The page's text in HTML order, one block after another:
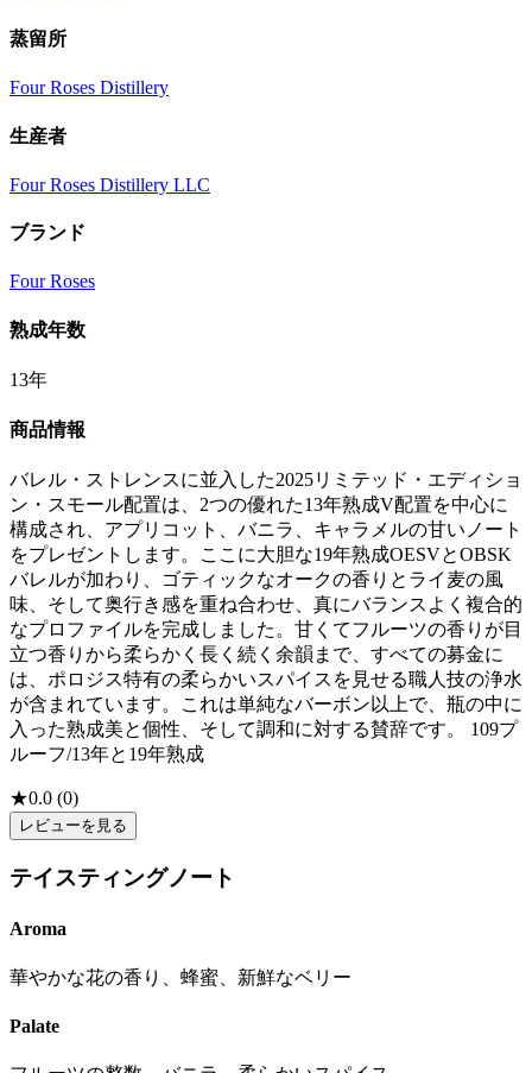
蒸留所
Four Roses Distillery
生産者
Four Roses Distillery LLC
ブランド
Four Roses
熟成年数
13年
商品情報
バレル・ストレンスに並入した2025リミテッド・エディショ
ン・スモール配置は、2つの優れた13年熟成V配置を中心に
構成され、アプリコット、バニラ、キャラメルの甘いノート
をプレゼントします。ここに大胆な19年熟成OESVとOBSK
バレルが加わり、ゴティックなオークの香りとライ麦の風
味、そして奥行き感を重ね合わせ、真にバランスよく複合的
なプロファイルを完成しました。甘くてフルーツの香りが目
立つ香りから柔らかく長く続く余韻まで、すべての募金に
は、ポロジス特有の柔らかいスパイスを見せる職人技の浄水
が含まれています。これは単純なバーボン以上で、瓶の中に
入った熟成美と個性、そして調和に対する賛辞です。 109プ
ルーフ/13年と19年熟成
★0.0 (0)
レビューを見る
テイスティングノート
Aroma
華やかな花の香り、蜂蜜、新鮮なベリー
Palate